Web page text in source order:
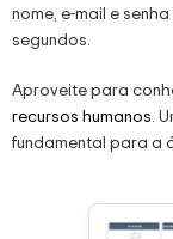
nome, e-mail e
segundos.
Aproveite para
recursos humanos.
fundamental para a